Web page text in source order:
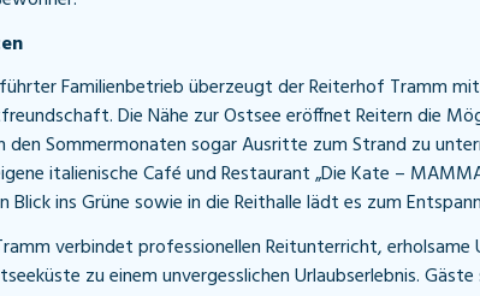
Familienbetrieb überzeugt der Reiterhof Tramm
Die Nähe zur Ostsee eröffnet Reitern die
den Sommermonaten sogar Ausritte zum Strand zu
italienische Café und Restaurant „Die Kate –
Blick ins Grüne sowie in die Reithalle lädt es zum
verbindet professionellen Reitunterricht,
zu einem unvergesslichen Urlaubserlebnis.